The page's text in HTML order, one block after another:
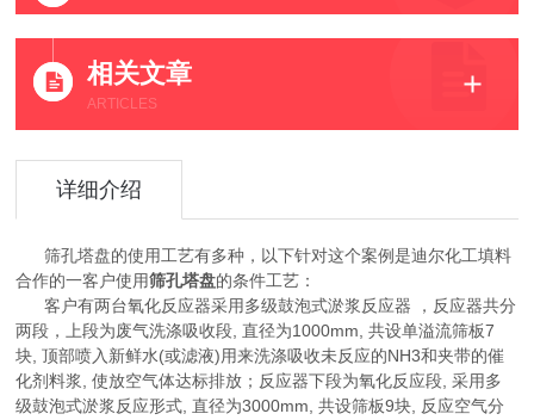
相关文章
ARTICLES
详细介绍
筛孔塔盘的使用工艺有多种，以下针对这个案例是迪尔化工填料
合作的一客户使用筛孔塔盘的条件工艺：
客户有两台氧化反应器采用多级鼓泡式淤浆反应器 ， 反应器共分
两段，上段为废气洗涤吸收段 ,直径为1000mm,共设单溢流筛板7
块 ,顶部喷入新鲜水(或滤液)用来洗涤吸收未反应的NH3和夹带的催
化剂料浆
,使放空气体达标排放；反应器下段为氧化反应段 ,采用多
级鼓泡式淤浆反应形式 ,直径为3000mm,共设筛板9块
反应空气分